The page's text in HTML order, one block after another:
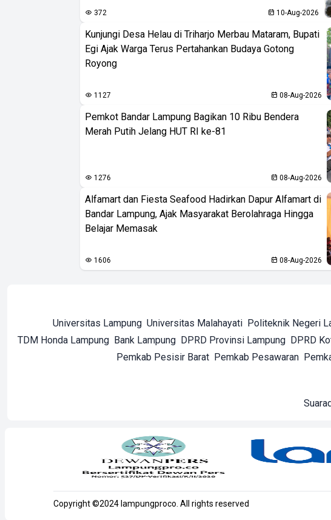
372 10-Aug-2026
Kunjungi Desa Helau di Triharjo Merbau Mataram, Bupati
Egi Ajak Warga Terus Pertahankan Budaya Gotong
Royong
1127 08-Aug-2026
Pemkot Bandar Lampung Bagikan 10 Ribu Bendera
Merah Putih Jelang HUT RI ke-81
1276 08-Aug-2026
Alfamart dan Fiesta Seafood Hadirkan Dapur Alfamart di
Bandar Lampung, Ajak Masyarakat Berolahraga Hingga
Belajar Memasak
1606 08-Aug-2026
Universitas Lampung Universitas Malahayati Politeknik Negeri
TDM Honda Lampung Bank Lampung DPRD Provinsi Lampung DPRD
Pemkab Pesisir Barat Pemkab Pesawaran
Copyright ©2024 lampungproco. All rights reserved